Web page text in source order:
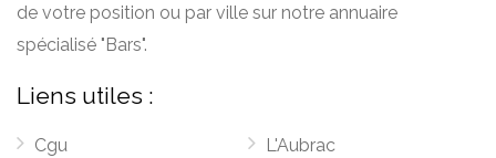
de votre position ou par ville sur notre annuaire
spécialisé "Bars".
Liens utiles :
Cgu
L'Aubrac